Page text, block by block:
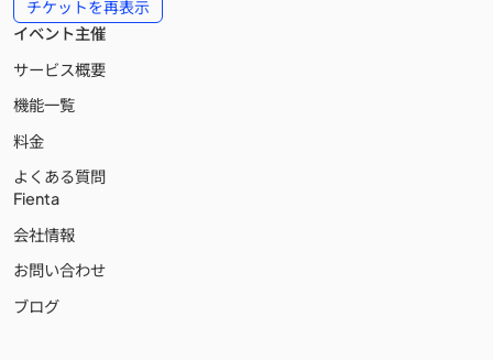
チケットを再表示
イベント主催
サービス概要
機能一覧
料金
よくある質問
Fienta
会社情報
お問い合わせ
ブログ